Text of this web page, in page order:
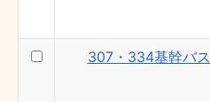
307・334基幹バ